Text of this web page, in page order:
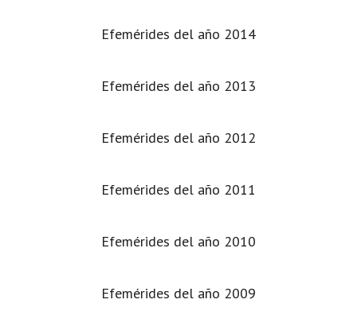
Efemérides del año 2014
Efemérides del año 2013
Efemérides del año 2012
Efemérides del año 2011
Efemérides del año 2010
Efemérides del año 2009